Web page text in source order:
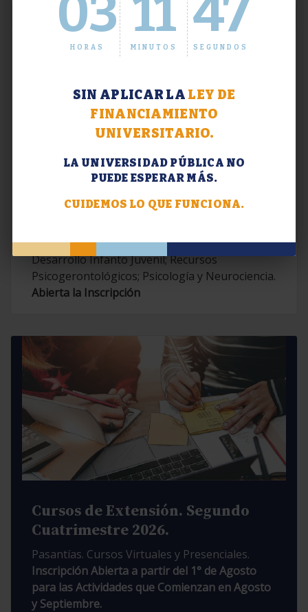
03
HORAS
11
MINUTOS
48
SEGUNDOS
SIN APLICAR LA LEY DE
FINANCIAMIENTO
UNIVERSITARIO.
LA UNIVERSIDAD PÚBLICA NO
PUEDE ESPERAR MÁS.
CUIDEMOS LO QUE FUNCIONA.
Extensión. Diplomaturas 2026.
Contemporáneas; Problemáticas en el
Desarrollo Infanto Juvenil; Recursos
Psicogerontológicos; Psicología y Neurociencia.
Abierta la Inscripción
Cursos de Extensión. Segundo
Cuatrimestre 2026.
Pasantías. Cursos Virtuales y Presenciales.
Inscripción Abierta a partir del 1° de Agosto
para las Actividades que Comienzan en Agosto
y Septiembre.